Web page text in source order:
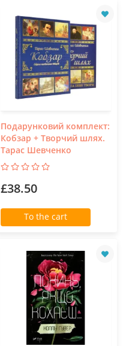
Подарунковий комплект:
Кобзар + Творчий шлях.
Тарас Шевченко
£38.50
To the cart